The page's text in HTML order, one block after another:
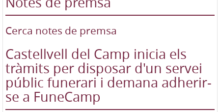
Cerca notes de premsa
Castellvell del Camp inicia els
tràmits per disposar d'un servei
públic funerari i demana adherir-
se a FuneCamp